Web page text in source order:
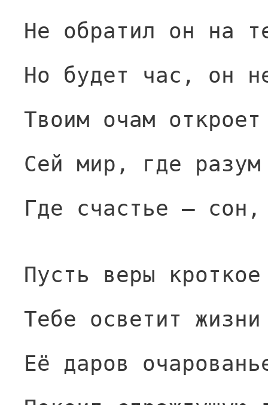
Не обратил он на
Но будет час, он
Твоим очам
Сей мир, где разум
Где счастье —
Пусть веры
Тебе осветит
Её даров